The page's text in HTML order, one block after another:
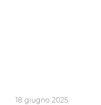
18 giugno 2025